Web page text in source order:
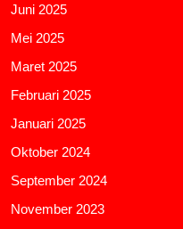
Juni 2025
Mei 2025
Maret 2025
Februari 2025
Januari 2025
Oktober 2024
September 2024
November 2023